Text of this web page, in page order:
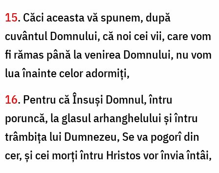
15. Căci aceasta vă spunem, după
cuvântul Domnului, că noi cei vii, care vom
fi rămas până la venirea Domnului, nu vom
lua înainte celor adormiţi,
16. Pentru că Însuşi Domnul, întru
poruncă, la glasul arhanghelului şi întru
trâmbiţa lui Dumnezeu, Se va pogorî din
cer, şi cei morţi întru Hristos vor învia întâi,